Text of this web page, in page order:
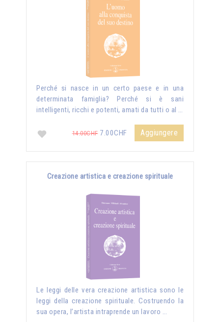
Perché si nasce in un certo paese e in una
determinata famiglia? Perché si è sani
intelligenti, ricchi e potenti, amati da tutti o al …
14.00CHF7.00CHF Aggiungere
Creazione artistica e creazione spirituale
Le leggi delle vera creazione artistica sono le
leggi della creazione spirituale. Costruendo la
sua opera, l’artista intraprende un lavoro …